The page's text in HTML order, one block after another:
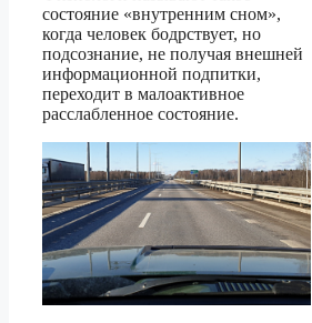
состояние «внутренним сном»,
когда человек бодрствует, но
подсознание, не получая внешней
информационной подпитки,
переходит в малоактивное
расслабленное состояние.